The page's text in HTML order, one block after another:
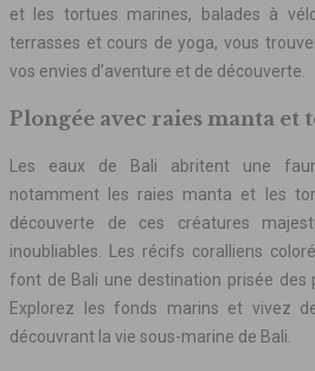
et les tortues marines, balades à
terrasses et cours de yoga, vous
vos envies d’aventure et de découverte.
Plongée avec raies manta et
Les eaux de Bali abritent une
notamment les raies manta et les
découverte de ces créatures
inoubliables. Les récifs coralliens
font de Bali une destination prisée des
Explorez les fonds marins et vivez
découvrant la vie sous-marine de Bali.